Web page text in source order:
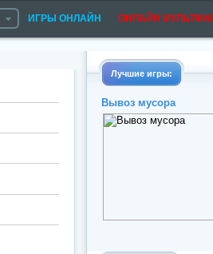
ИГРЫ ОНЛАЙН ОНЛАЙН
Лучшие игры:
Вывоз мусора